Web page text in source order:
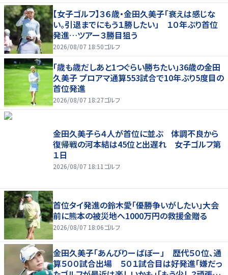
【女子ゴルフ】３６歳・金田久美子「衰えは感じな
い。引退までにもう１勝したい」 １０年ぶり首位
発進…ツアー３勝目狙う
2026/08/07 18:50ゴルフ
「歳も歳だしあと1つぐらい勝ちたい」36歳の金田
久美子 プロアマ通算553試合で10年ぶり5度目の
首位発進
2026/08/07 18:27ゴルフ
金田久美子ら４人が首位に並ぶ 体調不良から
復帰戦の河本結は45位と出遅れ 女子ゴルフ第
１日
2026/08/07 18:11 ゴルフ
首位タイ発進の鈴木愛「優勝争いがしたい」大会
前に熊本の被災地へ1000万円の救援金贈る
2026/08/07 18:06ゴルフ
金田久美子「あんびりーばぼー」 歴代５０位、通
算５００試合出場 ５０１試合目は好発進「嫌だっ